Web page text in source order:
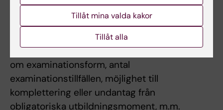
Om det föreligger särskilda skäl, eller behov av
anpassning för student med
funktionsnedsättning, får examinator fatta
beslut om att frångå kursplanens föreskrifter
om examinationsform, antal
examinationstillfällen, möjlighet till
komplettering eller undantag från
obligatoriska utbildningsmoment, m.m.
Tillåt mina valda kakor
Tillåt alla